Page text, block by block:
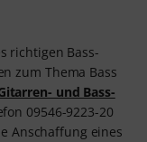
richtigen Bass-
zum Thema Bass
und Bass-
09546-9223-20
Anschaffung eines